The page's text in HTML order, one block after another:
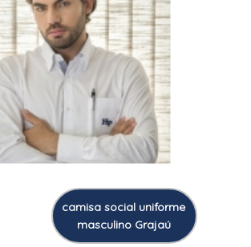
camisa social uniforme
masculino Grajaú